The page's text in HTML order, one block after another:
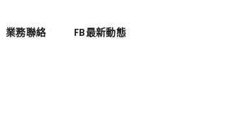
業務聯絡 FB最新動態